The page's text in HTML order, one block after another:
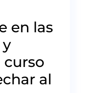
en las
curso
al